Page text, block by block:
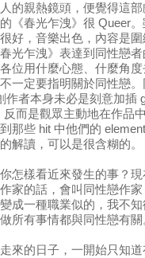
的親熱鏡頭，便覺得這
《春光乍洩》很 Queer
好，音樂出色，內容是
光乍洩》表達到同性戀
位用什麼心態、什麼角
一定要指明關於同性戀
作者本身未必是刻意加插
反而是觀眾主動地在作品
那些 hit 中他們的
解讀，可以是很含糊的。
怎樣看近來發生的事？
家的話，會叫同性戀作
成一種職業似的，我不
所有事情都與同性戀有關
來的日子，一開始只知